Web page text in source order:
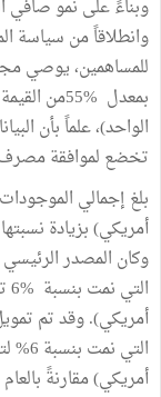
وانطلاقاً من سياسة
للمساهمين، يوصي
تخضع لموافقة
وكان المصدر
أمريكي). وقد تم
أمريكي) مقارنةً